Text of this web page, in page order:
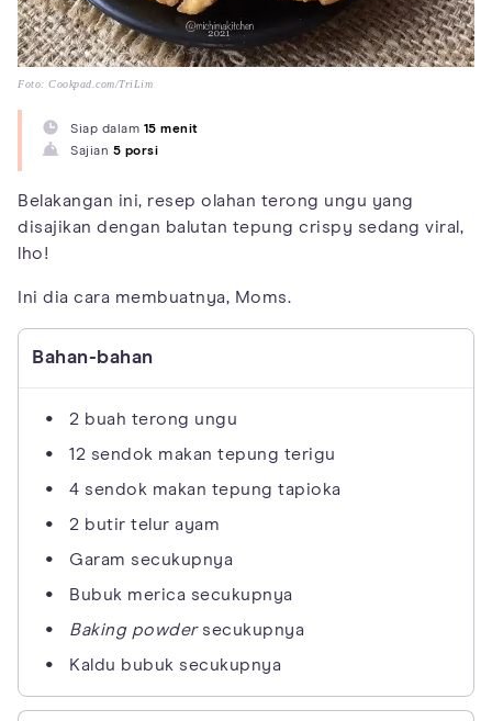
Foto: Cookpad.com/TriLim
Siap dalam 15 menit
Sajian 5 porsi
Belakangan ini, resep olahan terong ungu yang
disajikan dengan balutan tepung crispy sedang viral,
lho!
Ini dia cara membuatnya, Moms.
Bahan-bahan
2 buah terong ungu
12 sendok makan tepung terigu
4 sendok makan tepung tapioka
2 butir telur ayam
Garam secukupnya
Bubuk merica secukupnya
Baking powdersecukupnya
Kaldu bubuk secukupnya